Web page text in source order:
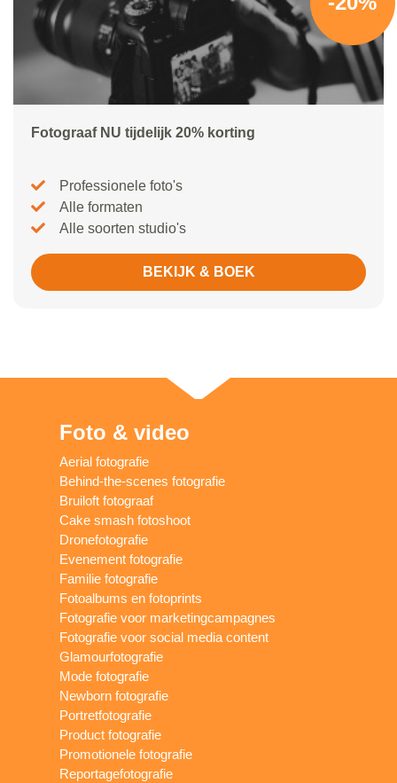
Fotograaf NU tijdelijk 20% korting
Professionele foto's
Alle formaten
Alle soorten studio's
BEKIJK & BOEK
Foto & video
Aerial fotografie
Behind-the-scenes fotografie
Bruiloft fotograaf
Cake smash fotoshoot
Dronefotografie
Evenement fotografie
Familie fotografie
Fotoalbums en fotoprints
Fotografie voor marketingcampagnes
Fotografie voor social media content
Glamourfotografie
Mode fotografie
Newborn fotografie
Portretfotografie
Product fotografie
Promotionele fotografie
Reportagefotografie